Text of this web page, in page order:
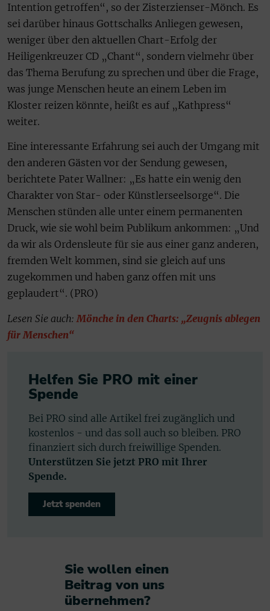
Intention getroffen“, so der Zisterzienser-Mönch. Es
sei darüber hinaus Gottschalks Anliegen gewesen,
weniger über den aktuellen Chart-Erfolg der
Heiligenkreuzer CD „Chant“, sondern vielmehr über
das Thema Berufung zu sprechen und über die Frage,
was junge Menschen heute an einem Leben im
Kloster reizen könnte, heißt es auf „Kathpress“
weiter.
Eine interessante Erfahrung sei auch der Umgang mit
den anderen Gästen vor der Sendung gewesen,
berichtete Pater Wallner: „Es hatte ein wenig den
Charakter von Star- oder Künstlerseelsorge“. Die
Menschen stünden alle unter einem permanenten
Druck, wie sie wohl beim Publikum ankommen: „Und
da wir als Ordensleute für sie aus einer ganz anderen,
fremden Welt kommen, sind sie gleich auf uns
zugekommen und haben ganz offen mit uns
geplaudert“. (PRO)
Lesen Sie auch: Mönche in den Charts: „Zeugnis ablegen
für Menschen“
Helfen Sie PRO mit einer
Spende
Bei PRO sind alle Artikel frei zugänglich und
kostenlos - und das soll auch so bleiben. PRO
finanziert sich durch freiwillige Spenden.
Unterstützen Sie jetzt PRO mit Ihrer
Spende.
Jetzt spenden
Sie wollen einen
Beitrag von uns
übernehmen?​